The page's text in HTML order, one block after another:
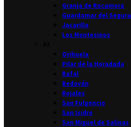
Granja de Rocamora
Guardamar del Segura
Jacarilla
Los Montesinos
Orihuela
Pilar de la Horadada
Rafal
Redován
Rojales
San Fulgencio
San Isidro
San Miguel de Salinas